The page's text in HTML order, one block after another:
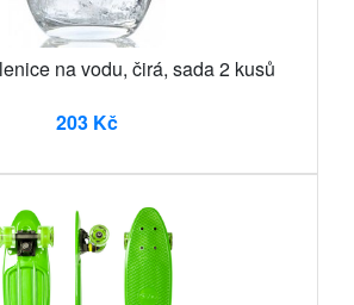
na vodu, čirá, sada 2 kusů
203 Kč